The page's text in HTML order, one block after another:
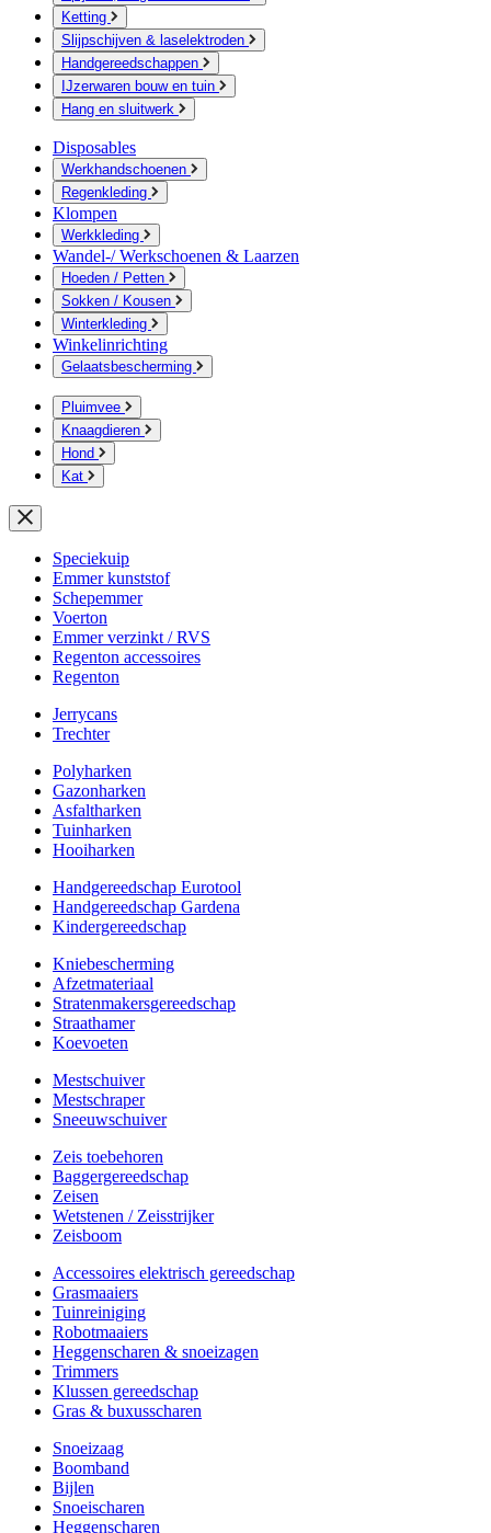
Ketting
Slijpschijven & laselektroden
Handgereedschappen
IJzerwaren bouw en tuin
Hang en sluitwerk
Disposables
Werkhandschoenen
Regenkleding
Klompen
Werkkleding
Wandel-/ Werkschoenen & Laarzen
Hoeden / Petten
Sokken / Kousen
Winterkleding
Winkelinrichting
Gelaatsbescherming
Pluimvee
Knaagdieren
Hond
Kat
Speciekuip
Emmer kunststof
Schepemmer
Voerton
Emmer verzinkt / RVS
Regenton accessoires
Regenton
Jerrycans
Trechter
Polyharken
Gazonharken
Asfaltharken
Tuinharken
Hooiharken
Handgereedschap Eurotool
Handgereedschap Gardena
Kindergereedschap
Kniebescherming
Afzetmateriaal
Stratenmakersgereedschap
Straathamer
Koevoeten
Mestschuiver
Mestschraper
Sneeuwschuiver
Zeis toebehoren
Baggergereedschap
Zeisen
Wetstenen / Zeisstrijker
Zeisboom
Accessoires elektrisch gereedschap
Grasmaaiers
Tuinreiniging
Robotmaaiers
Heggenscharen & snoeizagen
Trimmers
Klussen gereedschap
Gras & buxusscharen
Snoeizaag
Boomband
Bijlen
Snoeischaren
Heggenscharen